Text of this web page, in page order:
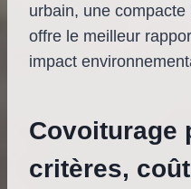
urbain, une
offre le meilleur
impact
Covoiturage
critères,